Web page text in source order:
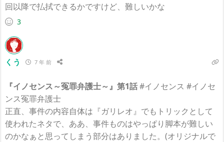
回以降で払拭できるかですけど、難しいかな
3
くう 7 年 前
『イノセンス～冤罪弁護士～』第1話#イノセンス #イノセ
ンス冤罪弁護士
正直、事件の内容自体は『ガリレオ』でもトリックとして
使われたネタで、ああ、事件ものはやっぱり脚本が難しい
のかなぁと思ってしまう部分はありました。(オリジナルで